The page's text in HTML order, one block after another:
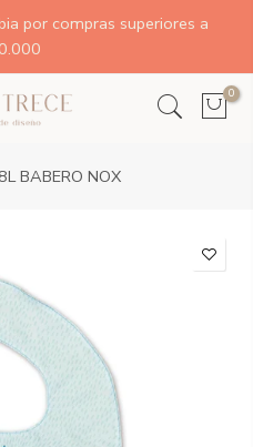
por compras superiores a
0
BABERO NOX